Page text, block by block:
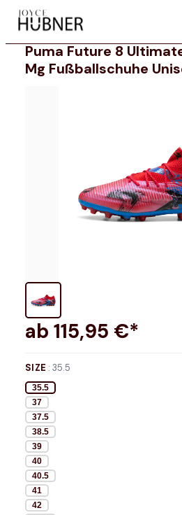
| Schuhe | PUMA FUTURE 8
Puma Future 8
Mg Fußballschuhe
ab 115,95 €*
SIZE :35.5
35.5
37
37.5
38.5
39
40
40.5
41
42